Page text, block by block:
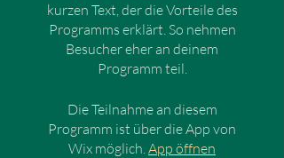
kurzen Text, der die Vorteile des
Programms erklärt. So nehmen
Besucher eher an deinem
Programm teil.
Die Teilnahme an diesem
Programm ist über die App von
Wix möglich.App öffnen